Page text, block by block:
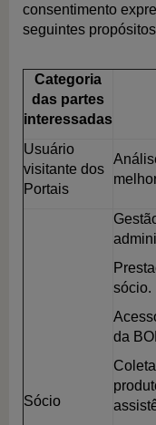
consentimento
seguintes
Categoria
das partes
interessadas
Usuário
visitante dos
Portais
Sócio
sócio.
da